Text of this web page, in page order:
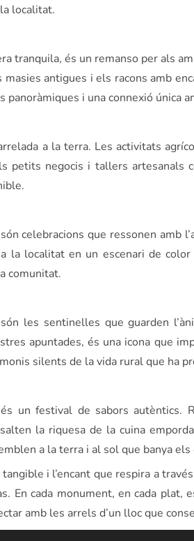
localitat.
tranquila, és un remanso per als
antigues i els racons amb
i una connexió única
a la terra. Les activitats
petits negocis i tallers artesanals
celebracions que ressonen amb
la localitat en un escenari de
comunitat.
les sentinelles que guarden
apuntades, és una icona que
silents de la vida rural que ha
un festival de sabors autèntics.
la riquesa de la cuina
a la terra i al sol que banya els
i l’encant que respira a
En cada monument, en cada
amb les arrels d’un lloc que